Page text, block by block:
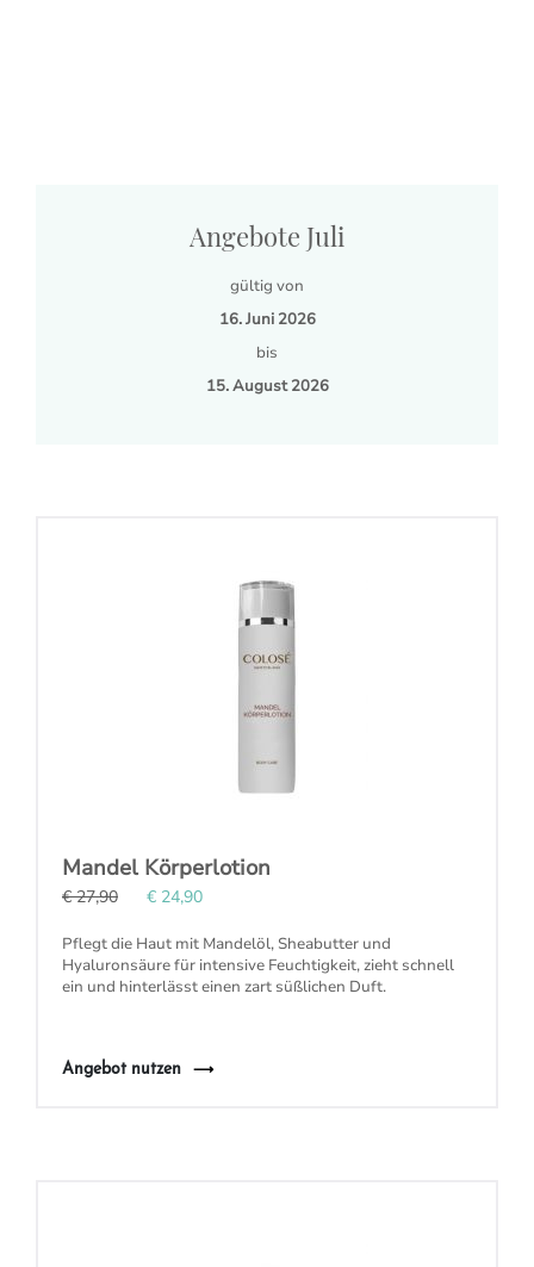
Angebote Juli
gültig von
16. Juni 2026
bis
15. August 2026
Mandel Körperlotion
€ 27,90 € 24,90
Pflegt die Haut mit Mandelöl, Sheabutter und
Hyaluronsäurefür intensive Feuchtigkeit, zieht schnell
ein und hinterlässt einen zart süßlichen Duft.
Angebot nutzen